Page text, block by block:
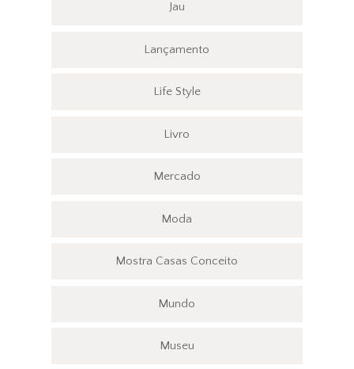
Jau
Lançamento
Life Style
Livro
Mercado
Moda
Mostra Casas Conceito
Mundo
Museu